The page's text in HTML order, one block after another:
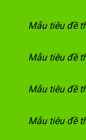
Mẫu tiêu đề
Mẫu tiêu đề
Mẫu tiêu đề
Mẫu tiêu đề